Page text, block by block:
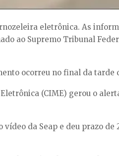
eletrônica. As
ao Supremo Tribunal
ocorreu no final da tarde
(CIME) gerou o
da Seap e deu prazo de